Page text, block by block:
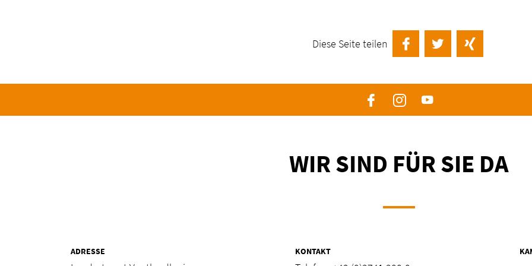
Diese Seite teilen auf Facebook teilen
Twittern
WIR SIND FÜR SIE DA
ADRESSE KONTAKT
FacebookInstagram